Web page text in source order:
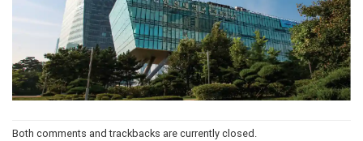
Both comments and trackbacks are currently closed.